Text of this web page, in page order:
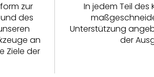
zur
des
an
Ziele der
In jedem Teil des
Unterstützung
der